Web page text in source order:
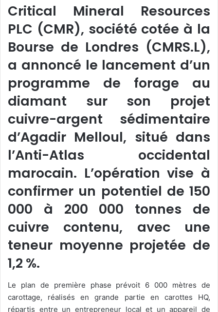
Critical Mineral Resources
PLC (CMR), société cotée à la
Bourse de Londres (CMRS.L),
a annoncé le lancement d’un
programme de forage au
diamant sur son projet
cuivre-argent sédimentaire
d’Agadir Melloul, situé dans
l’Anti-Atlas occidental
marocain. L’opération vise à
confirmer un potentiel de 150
000 à 200 000 tonnes de
cuivre contenu, avec une
teneur moyenne projetée de
1,2 %.
Le plan de première phase prévoit 6 000 mètres de
carottage, réalisés en grande partie en carottes HQ,
répartis entre un entrepreneur local et un appareil de